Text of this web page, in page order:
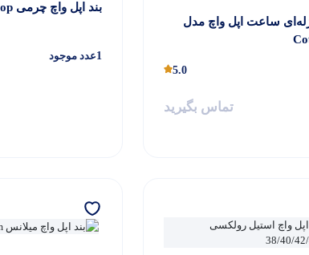
ساعت اپل واچ مدل
5.0
تماس بگیرید
بند اپل واچ چرمی Leather Loop
1عدد موجود